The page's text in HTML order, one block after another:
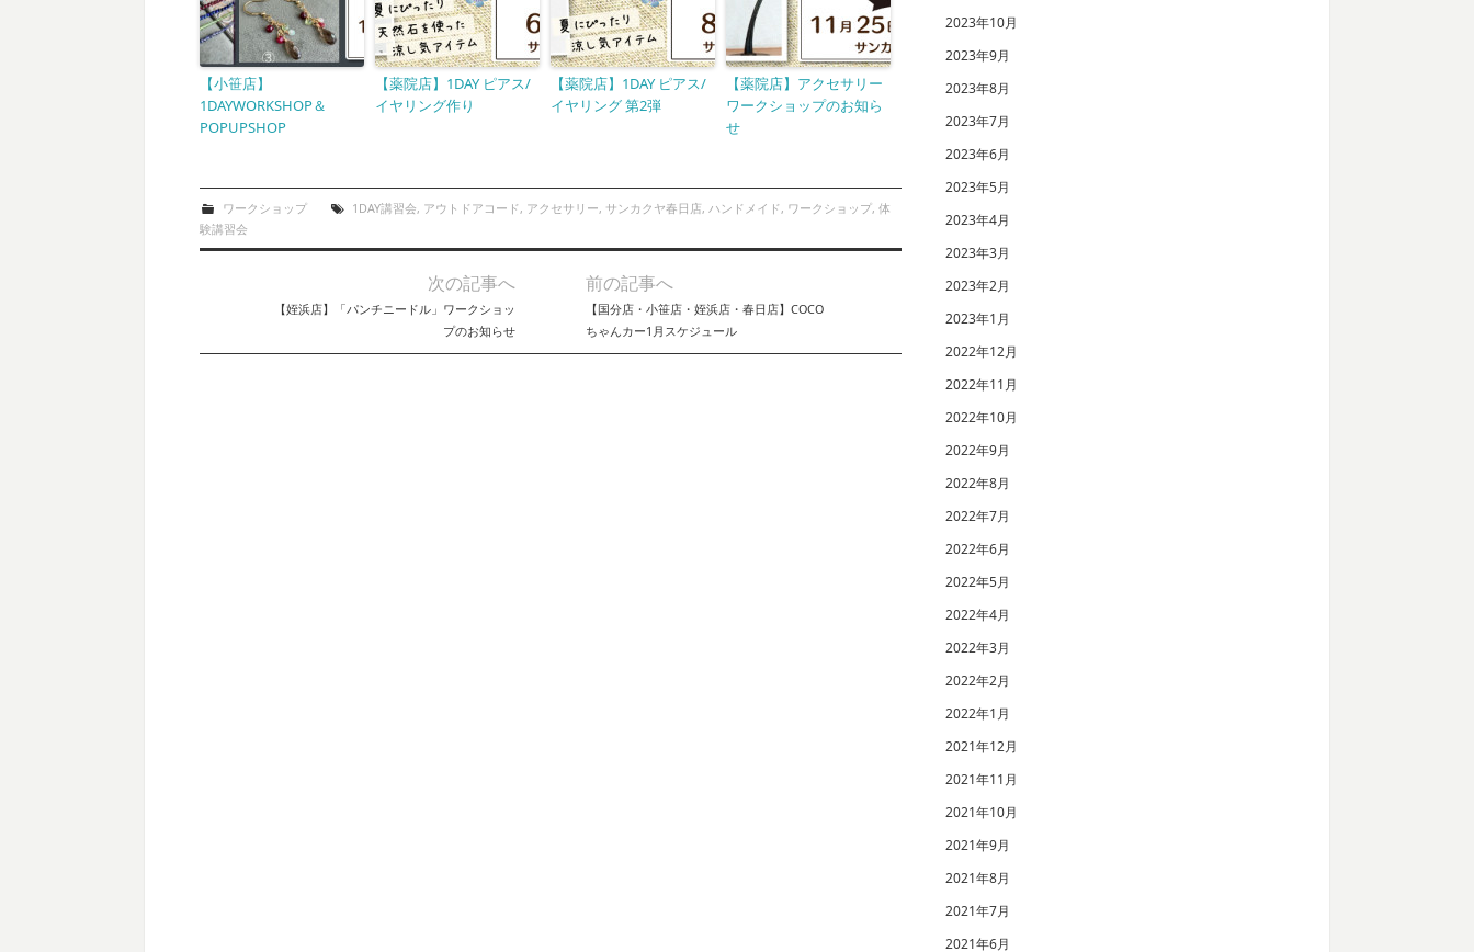
【小笹店】
1DAYWORKSHOP＆
POPUPSHOP
【薬院店】1DAY ピアス/
イヤリング作り
【薬院店】1DAY ピアス/
イヤリング 第2弾
【薬院店】アクセサリー
ワークショップのお知ら
せ
ワークショップ 1DAY講習会, アウトドアコード, アクセサリー, サンカクヤ春日店, ハンドメイド, ワークショップ, 体
験講習会
Post navigation
次の記事へ
【姪浜店】「パンチニードル」ワークショッ
プのお知らせ
前の記事へ
【国分店・小笹店・姪浜店・春日店】COCO
ちゃんカー1月スケジュール
2023年10月
2023年9月
2023年8月
2023年7月
2023年6月
2023年5月
2023年4月
2023年3月
2023年2月
2023年1月
2022年12月
2022年11月
2022年10月
2022年9月
2022年8月
2022年7月
2022年6月
2022年5月
2022年4月
2022年3月
2022年2月
2022年1月
2021年12月
2021年11月
2021年10月
2021年9月
2021年8月
2021年7月
2021年6月